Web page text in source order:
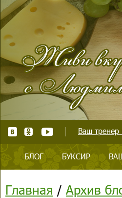
Ваш тренер
БЛОГ БУКСИР
Главная / Архив